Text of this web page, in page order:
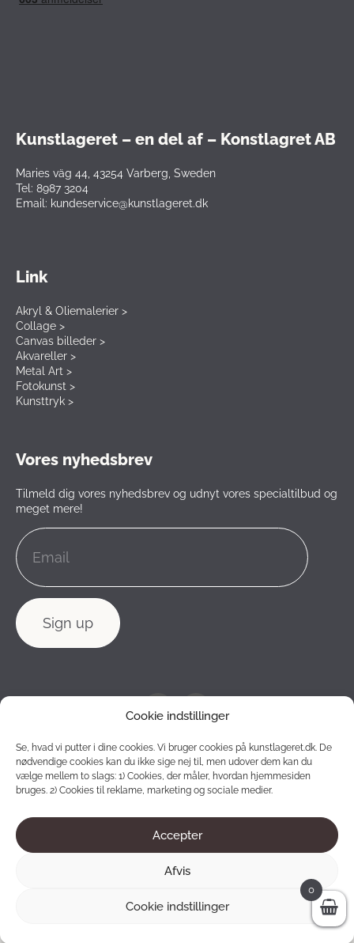
Cookie indstillinger
Se, hvad vi putter i dine cookies. Vi bruger cookies på kunstlageret.dk. De
nødvendige cookies kan du ikke sige nej til, men udover dem kan du
vælge mellem to slags: 1) Cookies, der måler, hvordan hjemmesiden
bruges. 2) Cookies til reklame, marketing og sociale medier.
Accepter
Afvis
Cookie indstillinger
Kunstlageret – en del af – Konstlagret AB
Maries väg 44, 43254 Varberg, Sweden
Tel: 8987 3204
Email: kundeservice@kunstlageret.dk
Link
Akryl & Oliemalerier >
Collage >
Canvas billeder >
Akvareller >
Metal Art >
Fotokunst >
Kunsttryk >
Vores nyhedsbrev
Tilmeld dig vores nyhedsbrev og udnyt vores specialtilbud og
meget mere!
0